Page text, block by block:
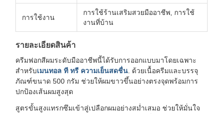
การใช้งาน
การใช้ร้านเสริมสวยมืออาชีพ, การใช้
งานที่บ้าน
รายละเอียดสินค้า
ครีมฟอกสีผมระดับมืออาชีพนี้ได้รับการออกแบบมาโดยเฉพาะ
สำหรับเมนทอล ที ทรี ความเย็นสดชื่น . ด้วยเนื้อครีมและบรรจุ
ภัณฑ์ขนาด 500 กรัม ช่วยให้ผมขาวขึ้นอย่างตรงจุดพร้อมการ
ปกป้องเส้นผมสูงสุด
สูตรขั้นสูงแทรกซึมเข้าสู่เปลือกผมอย่างสม่ำเสมอ ช่วยให้มั่นใจ